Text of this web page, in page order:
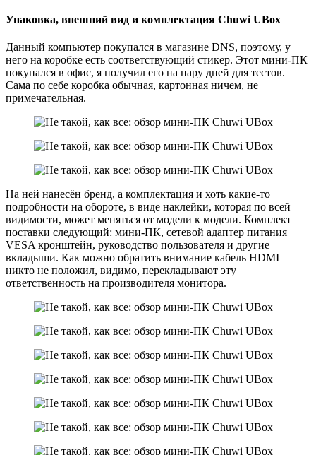
Упаковка, внешний вид и комплектация Chuwi UBox
Данный компьютер покупался в магазине DNS, поэтому, у
него на коробке есть соответствующий стикер. Этот мини-ПК
покупался в офис, я получил его на пару дней для тестов.
Сама по себе коробка обычная, картонная ничем, не
примечательная.
На ней нанесён бренд, а комплектация и хоть какие-то
подробности на обороте, в виде наклейки, которая по всей
видимости, может меняться от модели к модели. Комплект
поставки следующий: мини-ПК, сетевой адаптер питания
VESA кронштейн, руководство пользователя и другие
вкладыши. Как можно обратить внимание кабель HDMI
никто не положил, видимо, перекладывают эту
ответственность на производителя монитора.